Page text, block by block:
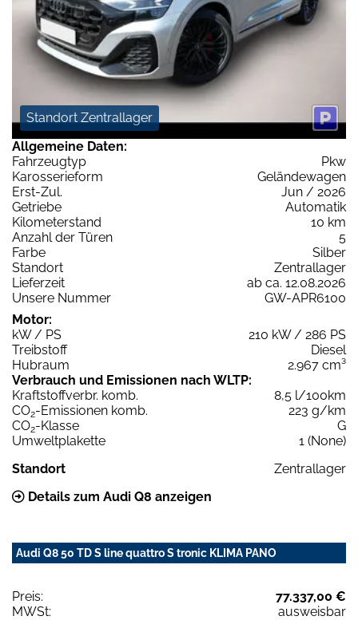
Standort Zentrallager
Allgemeine Daten:
Fahrzeugtyp
Pkw
Karosserieform
Geländewagen
Erst-Zul.
Jun / 2026
Getriebe
Automatik
Kilometerstand
10 km
Anzahl der Türen
5
Farbe
Silber
Standort
Zentrallager
Lieferzeit
ab ca. 12.08.2026
Unsere Nummer
GW-APR6100
Motor:
kW / PS
210 kW / 286 PS
Treibstoff
Diesel
Hubraum
2.967 cm³
Verbrauch und Emissionen nach WLTP:
Kraftstoffverbr. komb.
8,5 l/100km
CO2-Emissionen komb.
223 g/km
CO2-Klasse
G
Umweltplakette
1 (None)
Standort
Zentrallager
Details zum Audi Q8 anzeigen
Audi Q8 50 TD S line quattro S tronic KLIMA PANO
Preis:
77.337,00 €
MWSt:
ausweisbar